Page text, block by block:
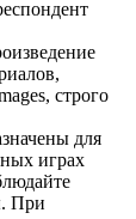
строго
для
играх
При